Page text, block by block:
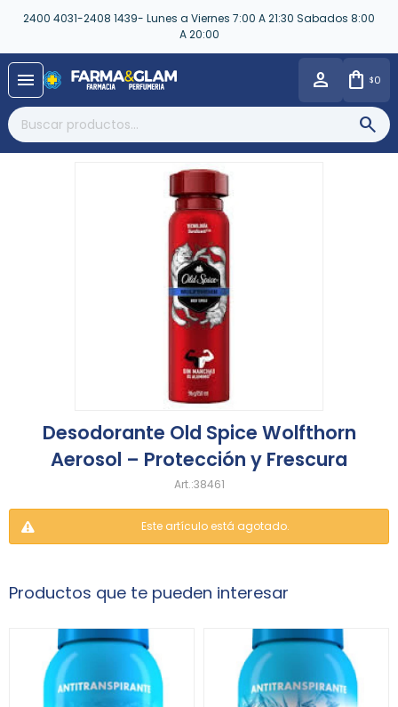
2400 4031-2408 1439- Lunes a Viernes 7:00 A 21:30 Sabados 8:00
A 20:00
menu $0
Desodorante Old Spice Wolfthorn
Aerosol – Protección y Frescura
38461
Este artículo está agotado.
Productos que te pueden interesar